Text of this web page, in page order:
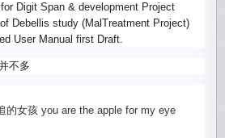
Digit Span & development Project
Debellis study (MalTreatment Project)
User Manual first Draft.
不多
的女孩 you are the apple for my eye